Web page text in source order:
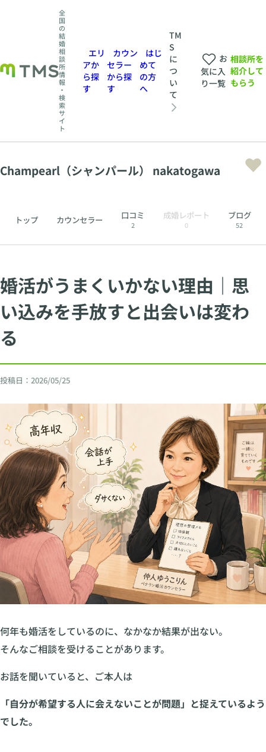
全
国
の
結
婚
相
談
所
情
報
・
検
索
サ
イ
ト
エリ
アか
ら探
す
カウン
セラー
から探
す
はじ
めて
の方
へ
TM
S
に
つ
い
て
お
気に入
り一覧
相談所を
紹介して
もらう
Champearl（シャンパール） nakatogawa
トップ カウンセラー 口コミ
2
成婚レポート
0
ブログ
52
婚活がうまくいかない理由｜思
い込みを手放すと出会いは変わ
る
投稿日： 2026/05/25
何年も婚活をしているのに、なかなか結果が出ない。
そんなご相談を受けることがあります。
お話を聞いていると、ご本人は
「自分が希望する人に会えないことが問題」と捉えているよう
でした。